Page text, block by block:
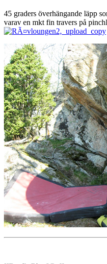
45 graders överhängande läpp
varav en mkt fin travers på